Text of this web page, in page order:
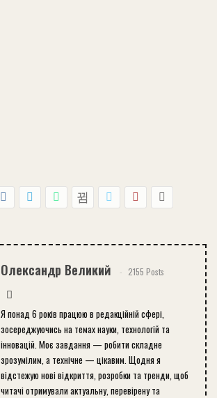
Олександр Великий 2155 Posts
Я понад 6 років працюю в редакційній сфері,
зосереджуючись на темах науки, технологій та
інновацій. Моє завдання — робити складне
зрозумілим, а технічне — цікавим. Щодня я
відстежую нові відкриття, розробки та тренди, щоб
читачі отримували актуальну, перевірену та